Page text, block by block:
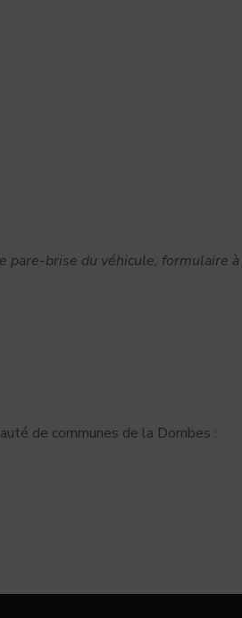
pare-brise du véhicule, formulaire
de communes de la Dombes :